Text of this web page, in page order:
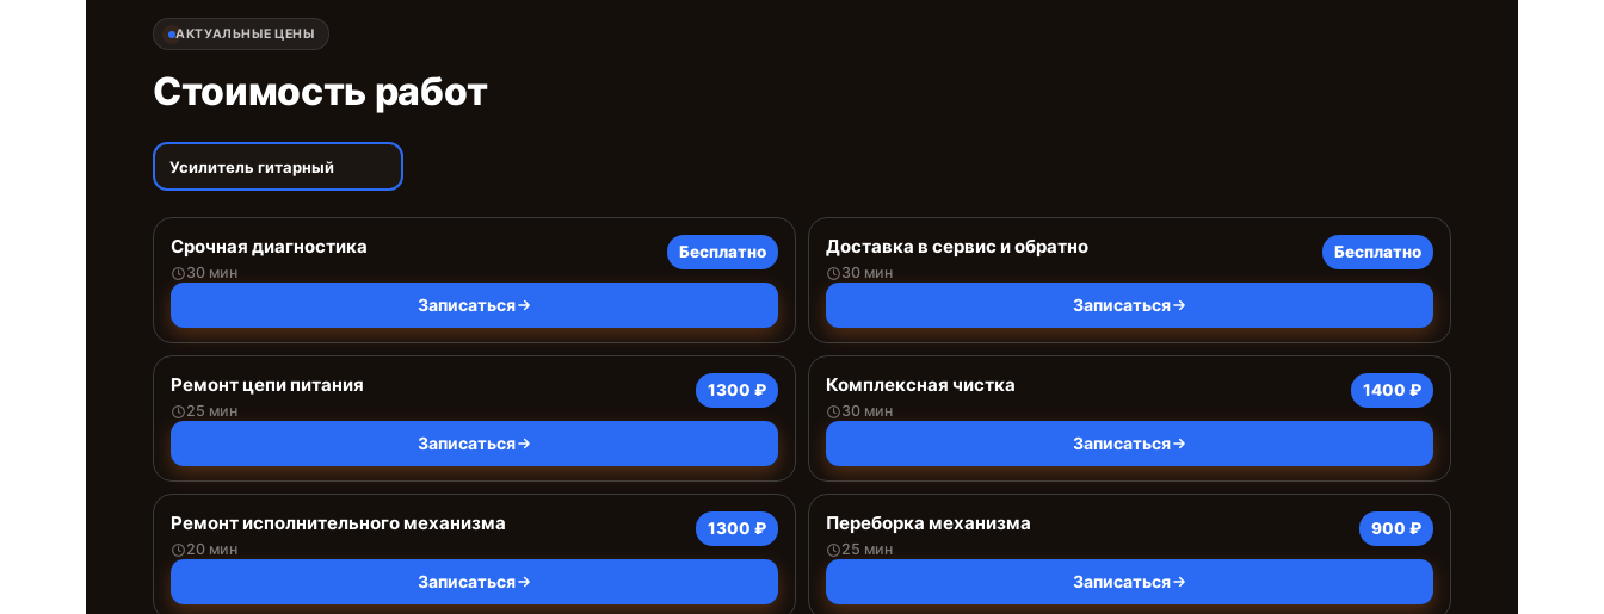
АКТУАЛЬНЫЕ ЦЕНЫ
Стоимость работ
Усилитель гитарный
Срочная диагностика
30 мин
Бесплатно
Записаться
Доставка в сервис и обратно
30 мин
Бесплатно
Записаться
Ремонт цепи питания
25 мин
1300 ₽
Записаться
Комплексная чистка
30 мин
1400 ₽
Записаться
Ремонт исполнительного механизма
20 мин
1300 ₽
Записаться
Переборка механизма
25 мин
900 ₽
Записаться